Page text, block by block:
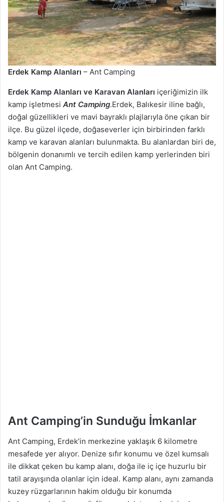
Erdek Kamp Alanları – Ant Camping
Erdek Kamp Alanları ve Karavan Alanları içeriğimizin ilk
kamp işletmesi Ant Camping.Erdek, Balıkesir iline bağlı,
doğal güzellikleri ve mavi bayraklı plajlarıyla öne çıkan bir
ilçe. Bu güzel ilçede, doğaseverler için birbirinden farklı
kamp ve karavan alanları bulunmakta. Bu alanlardan biri de,
bölgenin donanımlı ve tercih edilen kamp yerlerinden biri
olan Ant Camping.
Ant Camping’in Sunduğu İmkanlar
Ant Camping, Erdek’in merkezine yaklaşık 6 kilometre
mesafede yer alıyor. Denize sıfır konumu ve özel kumsalı
ile dikkat çeken bu kamp alanı, doğa ile iç içe huzurlu bir
tatil arayışında olanlar için ideal. Kamp alanı, aynı zamanda
kuzey rüzgarlarının hakim olduğu bir konumda